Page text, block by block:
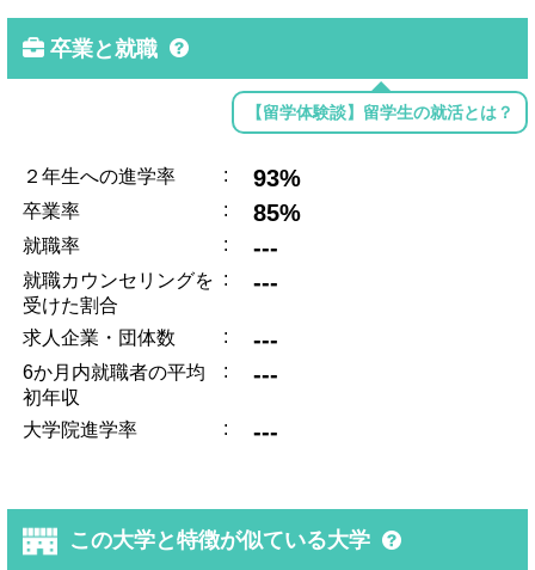
卒業と就職
【留学体験談】留学生の就活とは？
２年生への進学率 : 93%
卒業率 : 85%
就職率 : ---
就職カウンセリングを
受けた割合
: ---
求人企業・団体数 : ---
6か月内就職者の平均
初年収
: ---
大学院進学率 : ---
この大学と特徴が似ている大学